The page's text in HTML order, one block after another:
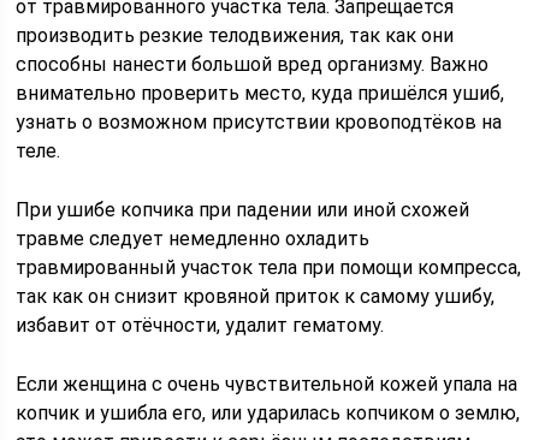
от травмированного участка тела. Запрещается
производить резкие телодвижения, так как они
способны нанести большой вред организму. Важно
внимательно проверить место, куда пришёлся ушиб,
узнать о возможном присутствии кровоподтёков на
теле.
При ушибе копчика при падении или иной схожей
травме следует немедленно охладить
травмированный участок тела при помощи компресса,
так как он снизит кровяной приток к самому ушибу,
избавит от отёчности, удалит гематому.
Если женщина с очень чувствительной кожей упала на
копчик и ушибла его, или ударилась копчиком о землю,